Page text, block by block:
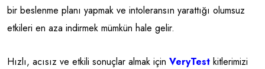
bir beslenme planı yapmak ve intoleransın yarattığı olumsuz
etkileri en aza indirmek mümkün hale gelir.
Hızlı, acısız ve etkili sonuçlar almak için VeryTest kitlerimizi